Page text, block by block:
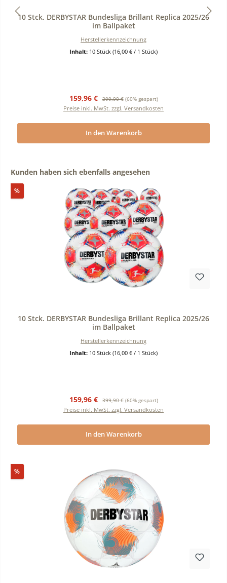
Durchschnittliche Bewertung von 0 von 5 Sternen
10 Stck. DERBYSTAR Bundesliga Brillant Replica 2025/26
im Ballpaket
Herstellerkennzeichnung
Inhalt: 10 Stück (16,00 € / 1 Stück)
Verkaufspreis:
159,96 € Regulärer Preis:
399,90 € (60% gespart)
Preise inkl. MwSt. zzgl. Versandkosten
In den Warenkorb
Produktgalerie überspringen
Kunden haben sich ebenfalls angesehen
%Rabatt
10 Stck. DERBYSTAR Bundesliga Brillant Replica 2025/26
im Ballpaket
Herstellerkennzeichnung
Inhalt: 10 Stück (16,00 € / 1 Stück)
Verkaufspreis:
159,96 € Regulärer Preis:
399,90 € (60% gespart)
Preise inkl. MwSt. zzgl. Versandkosten
In den Warenkorb
%Rabatt